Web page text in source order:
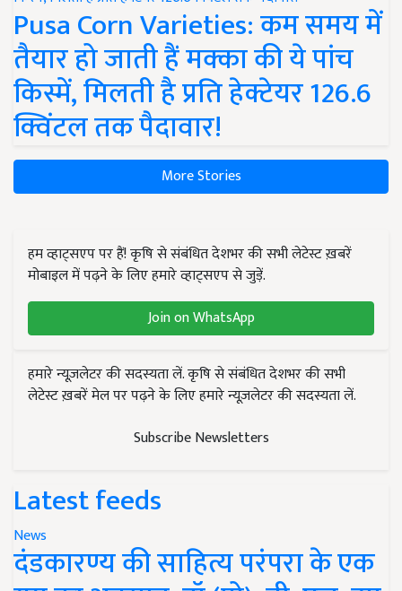
Pusa Corn Varieties: कम समय में
तैयार हो जाती हैं मक्का की ये पांच
किस्में, मिलती है प्रति हेक्टेयर 126.6
क्विंटल तक पैदावार!
More Stories
हम व्हाट्सएप पर हैं! कृषि से संबंधित देशभर की सभी लेटेस्ट ख़बरें
मोबाइल में पढ़ने के लिए हमारे व्हाट्सएप से जुड़ें.
Join on WhatsApp
हमारे न्यूज़लेटर की सदस्यता लें. कृषि से संबंधित देशभर की सभी
लेटेस्ट ख़बरें मेल पर पढ़ने के लिए हमारे न्यूज़लेटर की सदस्यता लें.
Subscribe Newsletters
Latest feeds
News
दंडकारण्य की साहित्य परंपरा के एक